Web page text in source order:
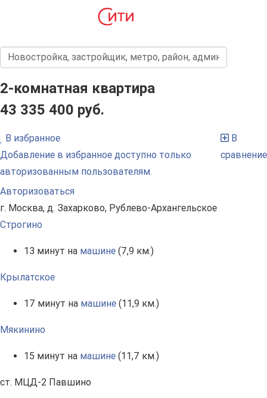
2-комнатная квартира
43 335 400 руб.
В избранное
Добавление в избранное доступно только
авторизованным пользователям.
Авторизоваться
В
сравнение
г. Москва, д. Захарково, Рублево-Архангельское
Строгино
13 минут на машине (7,9 км.)
Крылатское
17 минут на машине (11,9 км.)
Мякинино
15 минут на машине (11,7 км.)
ст. МЦД-2 Павшино